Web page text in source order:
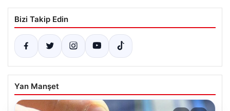
Bizi Takip Edin
Yan Manşet